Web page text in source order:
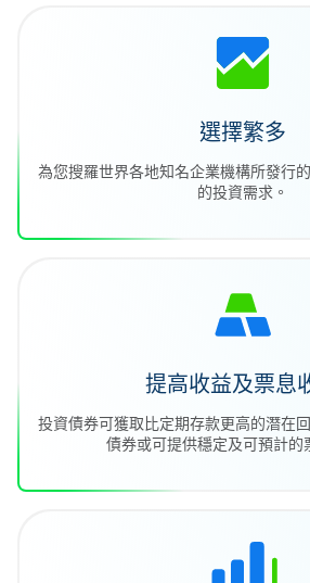
選擇繁多
為您搜羅世界各地知名企業機構所發行
的投資需求。
提高收益及票息
投資債券可獲取比定期存款更高的潛在
債券或可提供穩定及可預計的